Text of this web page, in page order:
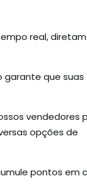
real,
garante que suas
vendedores
opções de
pontos em